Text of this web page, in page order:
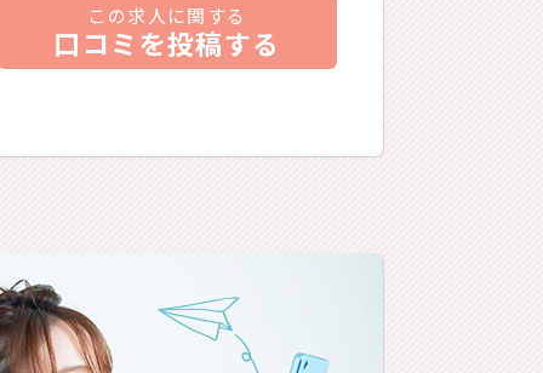
この求人に関する
口コミを投稿する